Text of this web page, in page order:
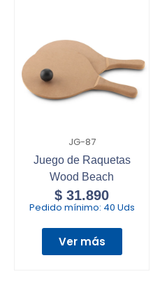
JG-87
Juego de Raquetas
Wood Beach
$ 31.890
Pedido mínimo: 40 Uds
Ver más